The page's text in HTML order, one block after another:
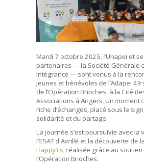
Mardi 7 octobre 2025, l’Unapei et
partenaires — la Société Générale
Intégrance — sont venus à la
jeunes et bénévoles de l’Adapei 49
de l’Opération Brioches, à la Cité
Associations à Angers. Un moment
riche d’échanges, placé sous le
solidarité et du partage.
La journée s’est poursuivie avec la
l'ESAT d'Avrillé et la découverte de la
Happy’cs, réalisée grâce au soutien
l’Opération Brioches.